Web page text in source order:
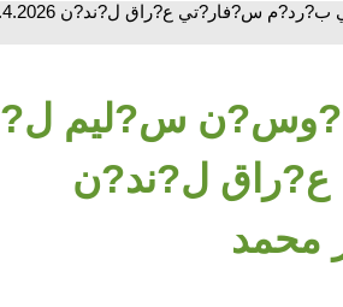
س?ليم ل?
ل?ند?ن